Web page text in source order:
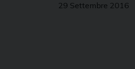
29 Settembre 2016